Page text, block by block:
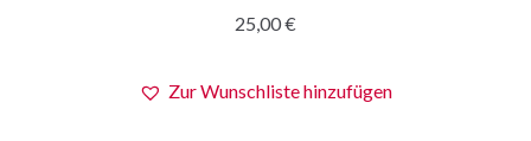
gewählt
25,00€
Zur Wunschliste hinzufügen
weist
auf.